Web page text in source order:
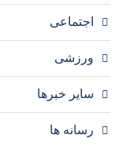
اجتماعی
ورزشی
سایر خبرها
رسانه ها